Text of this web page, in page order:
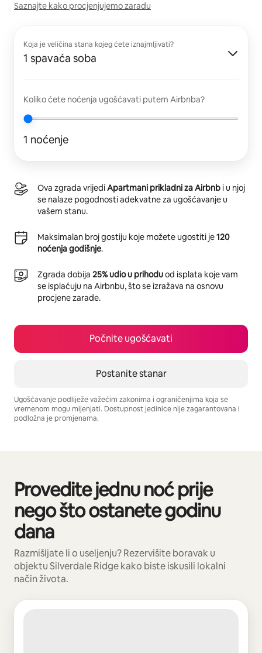
Saznajte kako procjenjujemo zaradu
Koja je veličina stana kojeg ćete iznajmljivati?
1 spavaća soba
Koliko ćete noćenja ugošćavati putem Airbnba?
1 noćenje
Ova zgrada vrijediApartmani prikladni za Airbnb i u njoj
se nalaze pogodnosti adekvatne za ugošćavanje u
vašem stanu.
Maksimalan broj gostiju koje možete ugostiti je120
noćenja godišnje.
Zgrada dobija 25% udio u prihoduod isplata koje vam
se isplaćuju na Airbnbu, što se izražava na osnovu
procjene zarade.
Počnite ugošćavati
Postanite stanar
Ugošćavanje podliježe važećim zakonima i ograničenjima koja se
vremenom mogu mijenjati. Dostupnost jedinice nije zagarantovana i
podložna je promjenama.
Provedite jednu noć prije
nego što ostanete godinu
dana
Razmišljate li o useljenju? Rezervišite boravak u
objektu Silverdale Ridge kako biste iskusili lokalni
način života.
Prikazano 0 od 0 stavki